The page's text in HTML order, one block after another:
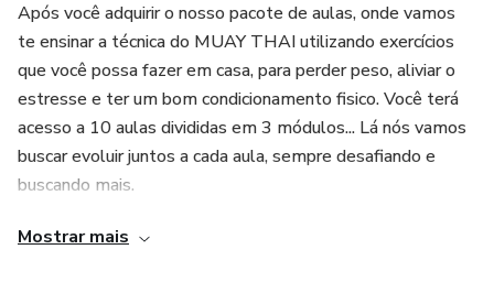
Após você adquirir o nosso pacote de aulas, onde vamos
te ensinar a técnica do MUAY THAI utilizando exercícios
que você possa fazer em casa, para perder peso, aliviar o
estresse e ter um bom condicionamento fisico. Você terá
acesso a 10 aulas divididas em 3 módulos... Lá nós vamos
buscar evoluir juntos a cada aula, sempre desafiando e
buscando mais.
O nosso objetivo é que você termine esse curso, sabendo a
Mostrar mais